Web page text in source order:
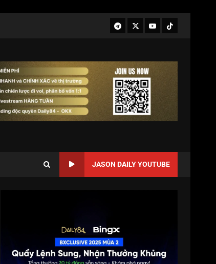
JASON DAILY YOUTUBE